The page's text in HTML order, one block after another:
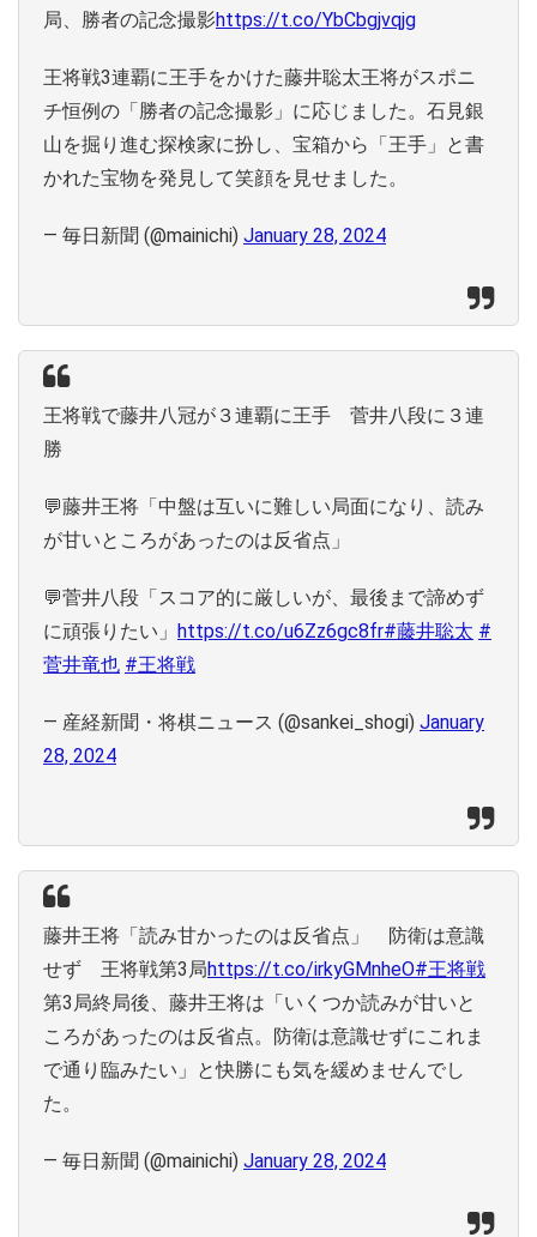
局、勝者の記念撮影https://t.co/YbCbgjvqjg
王将戦3連覇に王手をかけた藤井聡太王将がスポニ
チ恒例の「勝者の記念撮影」に応じました。石見銀
山を掘り進む探検家に扮し、宝箱から「王手」と書
かれた宝物を発見して笑顔を見せました。
— 毎日新聞 (@mainichi) January 28, 2024
王将戦で藤井八冠が３連覇に王手 菅井八段に３連
勝
💬藤井王将「中盤は互いに難しい局面になり、読み
が甘いところがあったのは反省点」
💬菅井八段「スコア的に厳しいが、最後まで諦めず
に頑張りたい」 https://t.co/u6Zz6gc8fr#藤井聡太 #
菅井竜也 #王将戦
— 産経新聞・将棋ニュース (@sankei_shogi) January
28, 2024
藤井王将「読み甘かったのは反省点」 防衛は意識
せず 王将戦第3局https://t.co/irkyGMnheO#王将戦
第3局終局後、藤井王将は「いくつか読みが甘いと
ころがあったのは反省点。防衛は意識せずにこれま
で通り臨みたい」と快勝にも気を緩めませんでし
た。
— 毎日新聞 (@mainichi) January 28, 2024